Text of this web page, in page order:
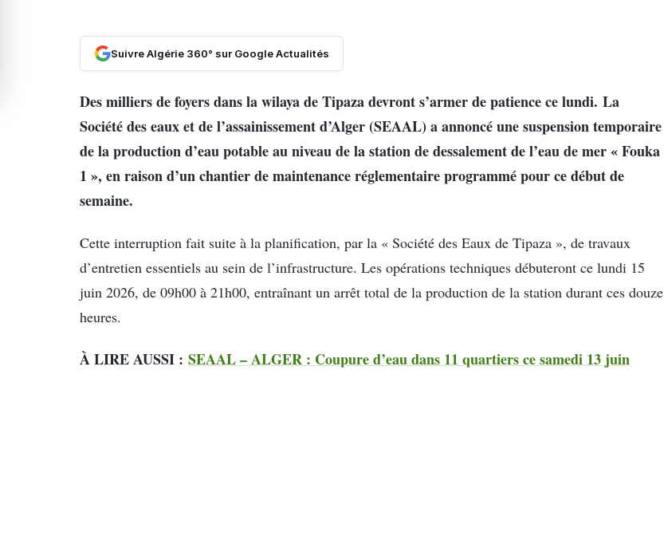
Suivre Algérie 360° sur Google Actualités
Des milliers de foyers dans la wilaya de Tipaza devront s’armer de patience ce lundi. La
Société des eaux et de l’assainissement d’Alger (SEAAL) a annoncé une suspension temporaire
de la production d’eau potable au niveau de la station de dessalement de l’eau de mer « Fouka
1 », en raison d’un chantier de maintenance réglementaire programmé pour ce début de
semaine.
Cette interruption fait suite à la planification, par la « Société des Eaux de Tipaza », de travaux
d’entretien essentiels au sein de l’infrastructure. Les opérations techniques débuteront ce lundi 15
juin 2026, de 09h00 à 21h00, entraînant un arrêt total de la production de la station durant ces douze
heures.
À LIRE AUSSI : SEAAL – ALGER : Coupure d’eau dans 11 quartiers ce samedi 13 juin